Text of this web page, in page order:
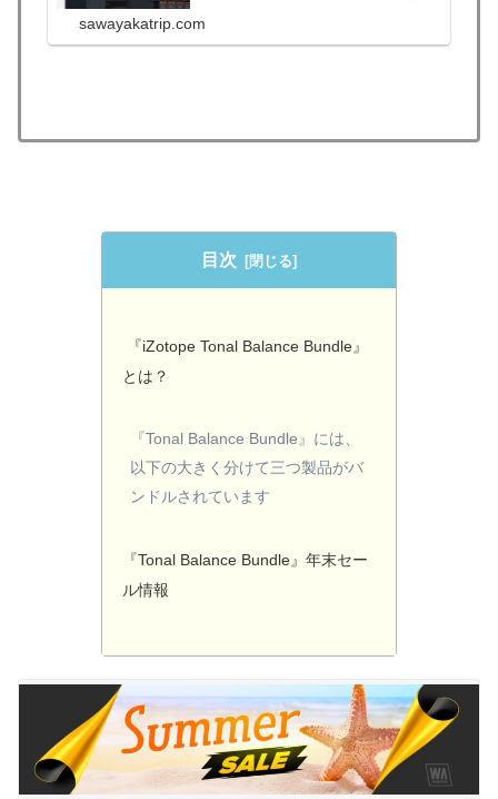
ンドルは、その名の通りiZotopeのAdvanced
sawayakatrip.com
目次
『iZotope Tonal Balance Bundle』
とは？
『Tonal Balance Bundle』には、
以下の大きく分けて三つ製品がバ
ンドルされています
『Tonal Balance Bundle』年末セー
ル情報